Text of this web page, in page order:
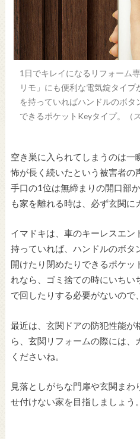
1日でキレイになるリフォーム
リモ」にも便利な電気錠タイ
を持っていればハンドルのボ
できるポケットKeyタイプ。（
空き巣に入られてしまうのは一
怖が長く続いたという被害者の
手口の1位は無締まりの開口部
も家を離れる時は、必ず玄関に
イマドキは、車のキーレスエン
持っていれば、ハンドルのボタ
開けたり閉めたりできるポケッ
れなら、ゴミ捨ての時にいちい
で回したりする必要がないので
最近は、玄関ドアの防犯性能が
ら、玄関リフォームの際には、
くださいね。
見落としがちな門扉や玄関ま
せ付けない家を目指しましょう。